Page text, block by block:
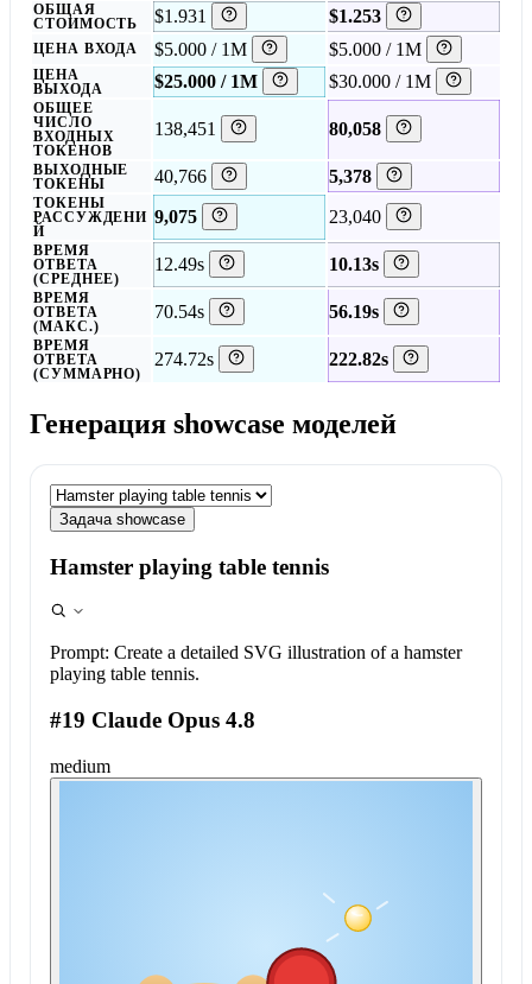
ОБЩАЯ
СТОИМОСТЬ
$1.931 $1.253
ЦЕНА ВХОДА $5.000 / 1M $5.000 / 1M
ЦЕНА
ВЫХОДА
$25.000 / 1M $30.000 / 1M
ОБЩЕЕ
ЧИСЛО
ВХОДНЫХ
ТОКЕНОВ
138,451 80,058
ВЫХОДНЫЕ
ТОКЕНЫ
40,766 5,378
ТОКЕНЫ
РАССУЖДЕНИ
Й
9,075 23,040
ВРЕМЯ
ОТВЕТА
(СРЕДНЕЕ)
12.49s 10.13s
ВРЕМЯ
ОТВЕТА
(МАКС.)
70.54s 56.19s
ВРЕМЯ
ОТВЕТА
(СУММАРНО)
274.72s 222.82s
Генерация showcase моделей
Задача showcase
Hamster playing table tennis
Prompt: Create a detailed SVG illustration of a hamster
playing table tennis.
#19 Claude Opus 4.8
medium